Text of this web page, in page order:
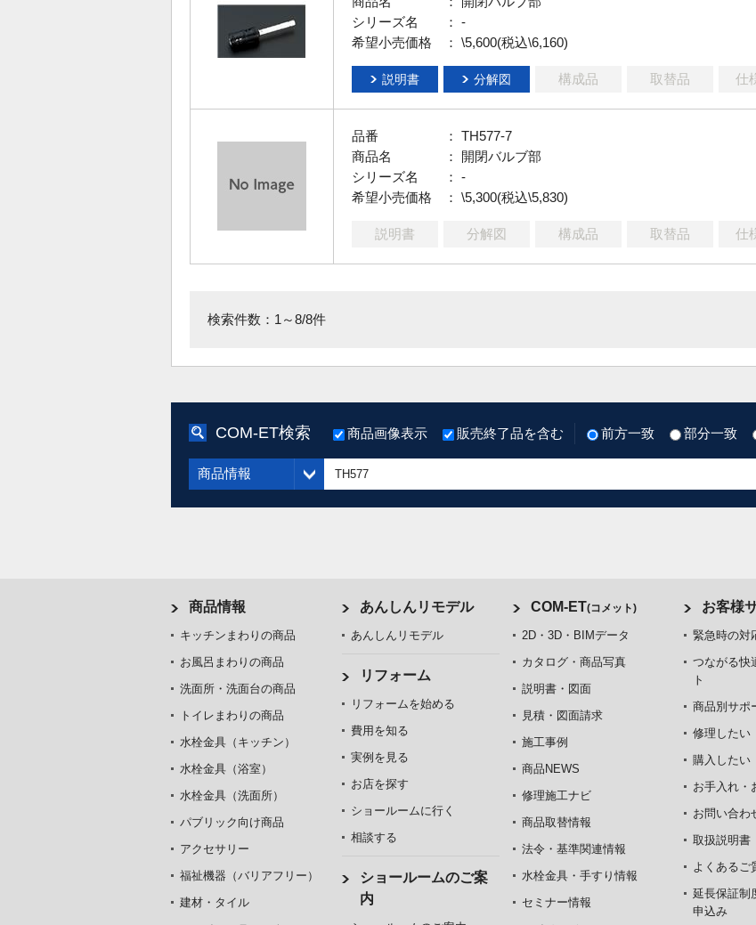
シリーズ名
： -
希望小売価格
： \5,600(税込\6,160)
説明書 分解図 構成品 取替品 仕
品番
： TH577-7
商品名
： 開閉バルブ部
シリーズ名
： -
希望小売価格
： \5,300(税込\5,830)
説明書 分解図 構成品 取替品 仕
検索件数：1～8/8件
COM-ET検索 商品画像表示 販売終了品を含む 前方一致 部分一致
商品情報
商品情報
キッチンまわりの商品
お風呂まわりの商品
洗面所・洗面台の商品
トイレまわりの商品
水栓金具（キッチン）
水栓金具（浴室）
水栓金具（洗面所）
パブリック向け商品
アクセサリー
福祉機器（バリアフリー）
建材・タイル
あんしんリモデル
あんしんリモデル
リフォーム
リフォームを始める
費用を知る
実例を見る
お店を探す
ショールームに行く
相談する
ショールームのご案
内
COM-ET(コメット)
2D・3D・BIMデータ
カタログ・商品写真
説明書・図面
見積・図面請求
施工事例
商品NEWS
修理施工ナビ
商品取替情報
法令・基準関連情報
水栓金具・手すり情報
セミナー情報
お客様
緊急時の対
つながる快
ト
商品別サポ
修理したい
購入したい
お手入れ・
お問い合わ
取扱説明書
よくあるご
延長保証制
申込み